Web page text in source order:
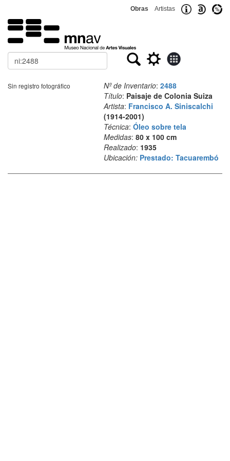
Obras Artistas
Buscar
Sin registro fotográfico Nº de Inventario: 2488
Título: Paisaje de Colonia Suiza
Artista: Francisco A. Siniscalchi
(1914-2001)
Técnica: Óleo sobre tela
Medidas: 80 x 100 cm
Realizado: 1935
Ubicación: Prestado: Tacuarembó